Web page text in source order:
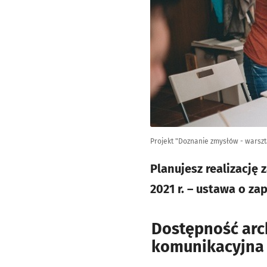
Projekt "Doznanie zmysłów -
Planujesz realizację
2021 r. – ustawa o
Dostępność
komunikacyjna